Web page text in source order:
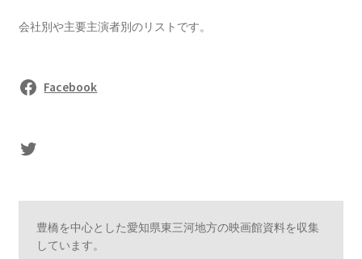
会社別や主要主演者別のリストです。
Facebook
sasaki's Twitter
豊橋を中心とした愛知県東三河地方の映画館資料を収集
しています。